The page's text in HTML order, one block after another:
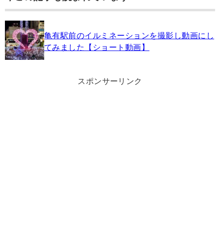
亀有駅前のイルミネーションを撮影し動画にし
てみました【ショート動画】
スポンサーリンク